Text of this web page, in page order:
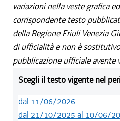
variazioni nella veste grafica
corrispondente testo
della Regione Friuli Venezia
di ufficialità e non è
pubblicazione ufficiale avente
Scegli il testo vigente nel
dal 11/06/2026
dal 21/10/2025 al 10/06/